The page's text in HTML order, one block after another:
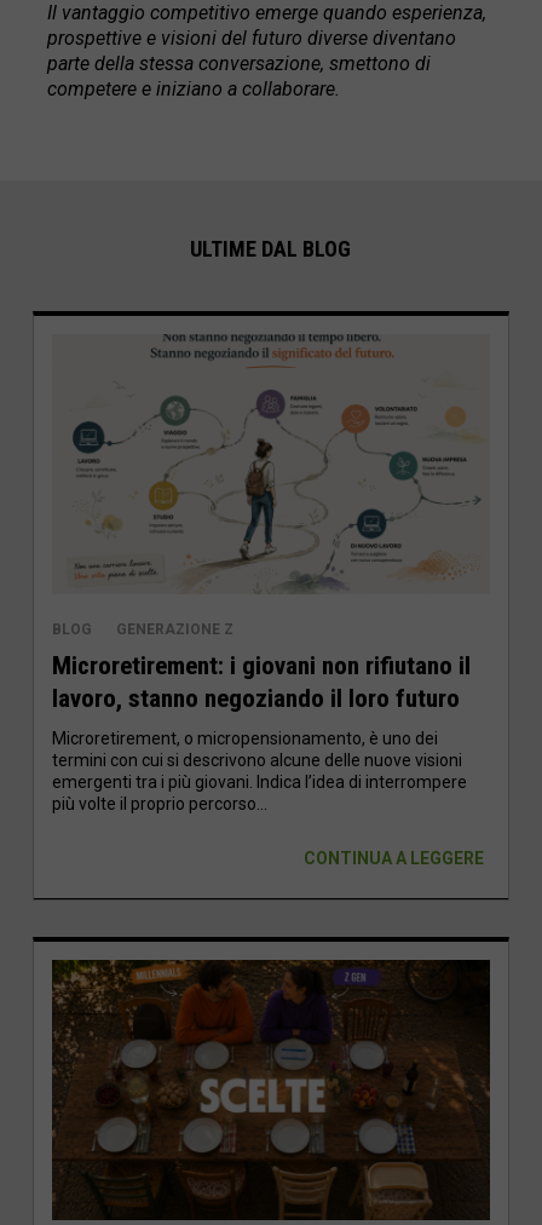
Il vantaggio competitivo emerge quando esperienza,
prospettive e visioni del futuro diverse diventano
parte della stessa conversazione, smettono di
competere e iniziano a collaborare.
ULTIME DAL BLOG
BLOG GENERAZIONE Z
Microretirement: i giovani non rifiutano il
lavoro, stanno negoziando il loro futuro
Microretirement, o micropensionamento, è uno dei
termini con cui si descrivono alcune delle nuove visioni
emergenti tra i più giovani. Indica l’idea di interrompere
più volte il proprio percorso...
CONTINUA A LEGGERE